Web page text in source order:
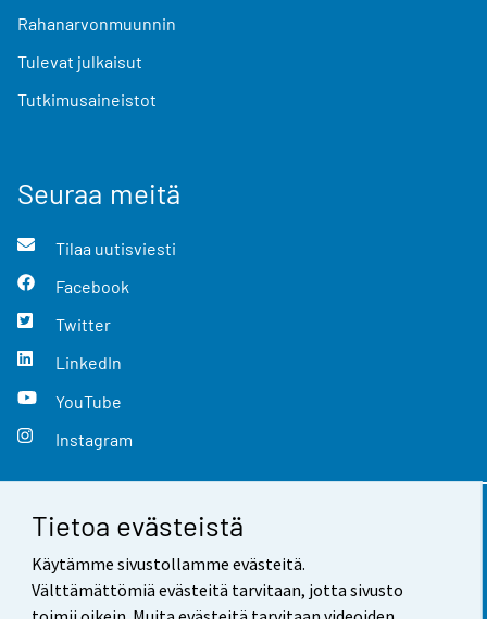
Tietoa evästeistä
Käytämme sivustollamme evästeitä.
Välttämättömiä evästeitä tarvitaan, jotta sivusto
Rahanarvonmuunnin
Tulevat julkaisut
Tutkimusaineistot
Seuraa meitä
Tilaa uutisviesti
Facebook
Twitter
LinkedIn
YouTube
Instagram
Yhteystiedot
Palaute